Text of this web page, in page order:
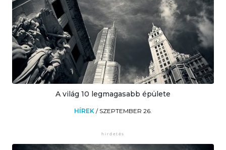
A világ 10 legmagasabb épülete
HÍREK / SZEPTEMBER 26.